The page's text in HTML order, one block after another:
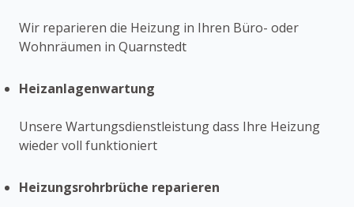
Wir reparieren die Heizung in Ihren Büro- oder
Wohnräumen in Quarnstedt
Heizanlagenwartung
Unsere Wartungsdienstleistung dass Ihre Heizung
wieder voll funktioniert
Heizungsrohrbrüche reparieren